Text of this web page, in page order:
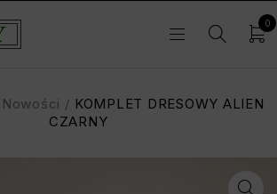
0
Nowości / KOMPLET DRESOWY ALIEN
CZARNY